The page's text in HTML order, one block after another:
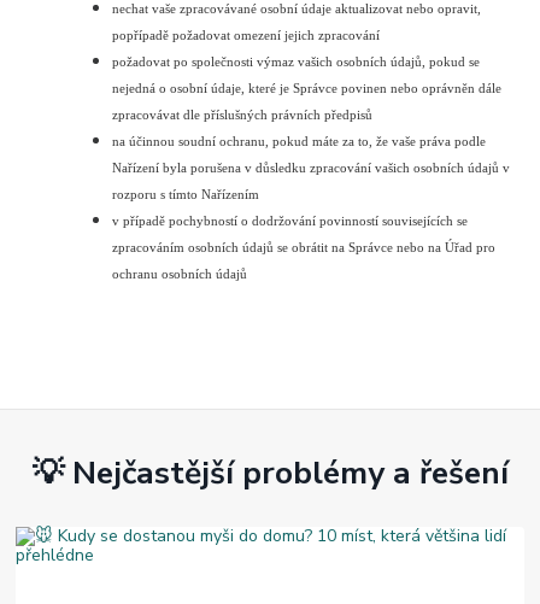
nechat vaše zpracovávané osobní údaje aktualizovat nebo opravit,
popřípadě požadovat omezení jejich zpracování
požadovat po společnosti výmaz vašich osobních údajů, pokud se
nejedná o osobní údaje, které je Správce povinen nebo oprávněn dále
zpracovávat dle příslušných právních předpisů
na účinnou soudní ochranu, pokud máte za to, že vaše práva podle
Nařízení byla porušena v důsledku zpracování vašich osobních údajů v
rozporu s tímto Nařízením
v případě pochybností o dodržování povinností souvisejících se
zpracováním osobních údajů se obrátit na Správce nebo na Úřad pro
ochranu osobních údajů
💡 Nejčastější problémy a řešení